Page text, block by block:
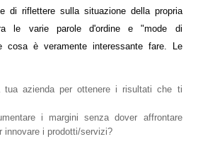
di riflettere sulla situazione della propria
le varie parole d'ordine e "mode di
cosa è veramente interessante fare. Le
azienda per ottenere i risultati che ti
i margini senza dover affrontare
innovare i prodotti/servizi?